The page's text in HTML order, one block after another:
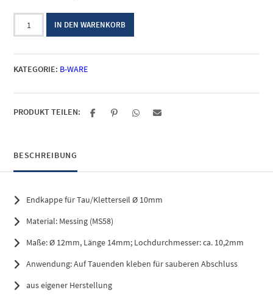
Messing
Rauten
B-
Menge
IN DEN WARENKORB
KATEGORIE: B-WARE
PRODUKT TEILEN:
BESCHREIBUNG
Endkappe für Tau/Kletterseil Ø 10mm
Material: Messing (MS58)
Maße: Ø 12mm, Länge 14mm; Lochdurchmesser: ca. 10,2mm
Anwendung: Auf Tauenden kleben für sauberen Abschluss
aus eigener Herstellung